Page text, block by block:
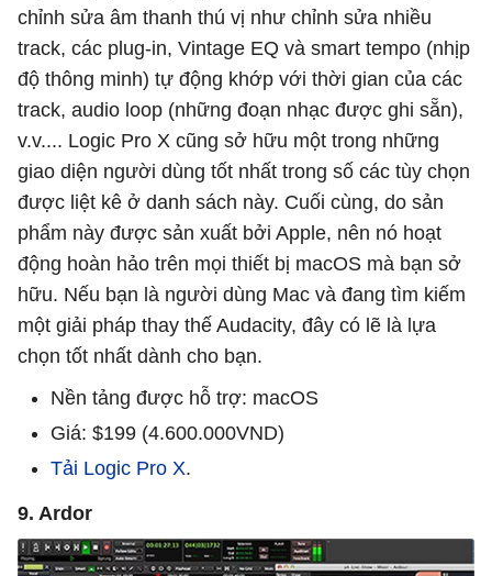
chỉnh sửa âm thanh thú vị như chỉnh sửa nhiều
track, các plug-in, Vintage EQ và smart tempo (nhịp
độ thông minh) tự động khớp với thời gian của các
track, audio loop (những đoạn nhạc được ghi sẵn),
v.v.... Logic Pro X cũng sở hữu một trong những
giao diện người dùng tốt nhất trong số các tùy chọn
được liệt kê ở danh sách này. Cuối cùng, do sản
phẩm này được sản xuất bởi Apple, nên nó hoạt
động hoàn hảo trên mọi thiết bị macOS mà bạn sở
hữu. Nếu bạn là người dùng Mac và đang tìm kiếm
một giải pháp thay thế Audacity, đây có lẽ là lựa
chọn tốt nhất dành cho bạn.
Nền tảng được hỗ trợ: macOS
Giá: $199 (4.600.000VND)
Tải Logic Pro X.
9. Ardor